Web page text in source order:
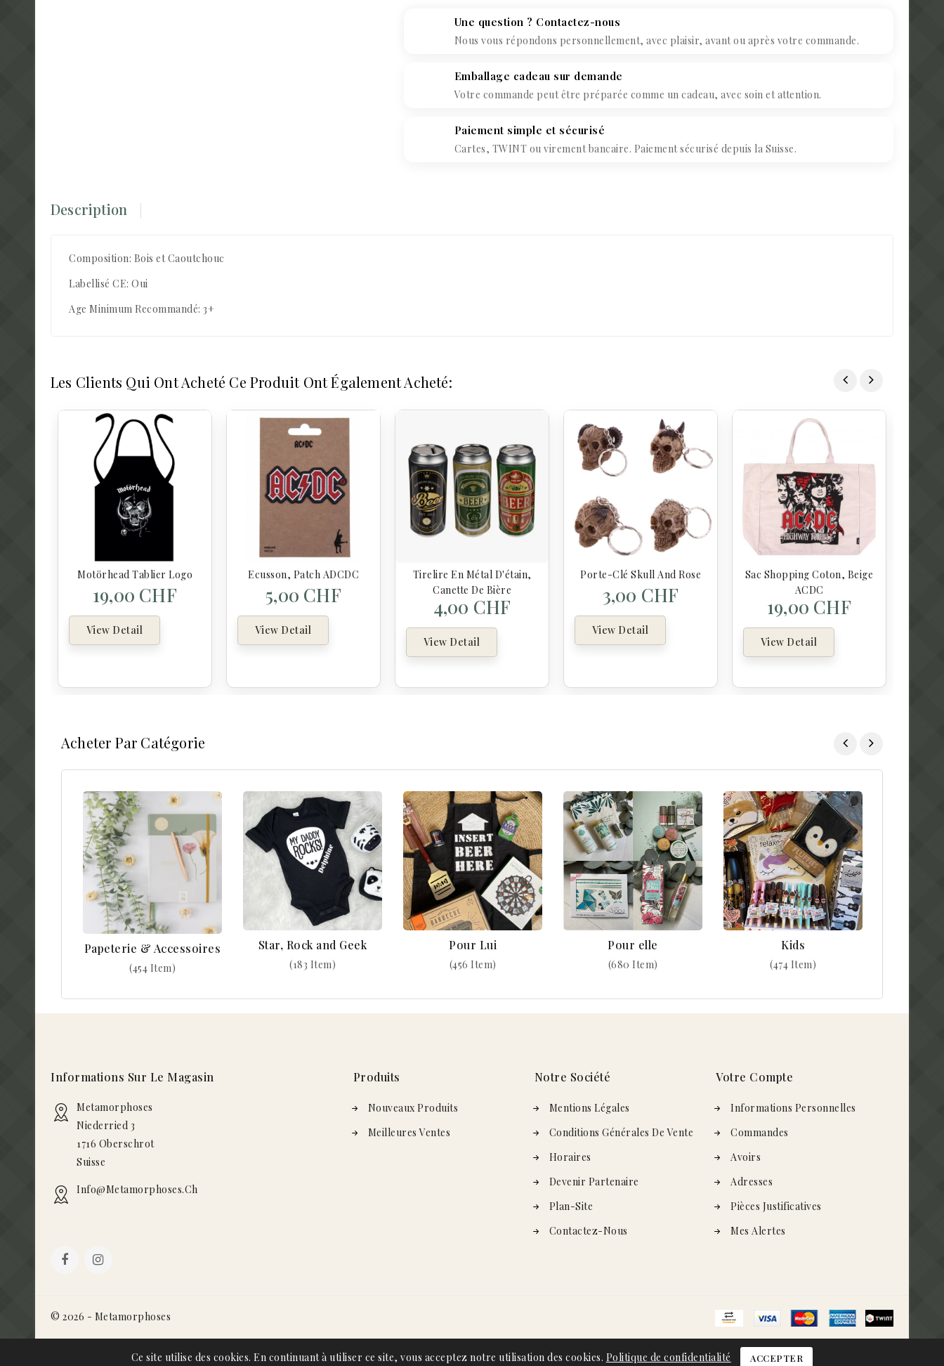
Une question ? Contactez-nous
Nous vous répondons personnellement, avec plaisir, avant ou après votre commande.
Emballage cadeau sur demande
Votre commande peut être préparée comme un cadeau, avec soin et attention.
Paiement simple et sécurisé
Cartes, TWINT ou virement bancaire. Paiement sécurisé depuis la Suisse.
Description
Composition: Bois et Caoutchouc
Labellisé CE: Oui
Age Minimum Recommandé: 3+
Les Clients Qui Ont Acheté Ce Produit Ont Également Acheté:
Motörhead Tablier Logo
19,00 CHF
View Detail
Ecusson, Patch ADCDC
5,00 CHF
View Detail
Tirelire En Métal D'étain,
Canette De Bière
4,00 CHF
View Detail
Porte-Clé Skull And Rose
3,00 CHF
View Detail
Sac Shopping Coton, Beige
ACDC
19,00 CHF
View Detail
Acheter Par Catégorie
Papeterie & Accessoires
(454 Item)
Star, Rock and Geek
(183 Item)
Pour Lui
(456 Item)
Pour elle
(680 Item)
Kids
(474 Item)
Informations Sur Le Magasin
Metamorphoses
Niederried 3
1716 Oberschrot
Suisse
Info@metamorphoses.ch
Produits
Nouveaux Produits
Meilleures Ventes
Notre Société
Mentions Légales
Conditions Générales De Vente
Horaires
Devenir Partenaire
Plan-Site
Contactez-Nous
Votre Compte
Informations Personnelles
Commandes
Avoirs
Adresses
Pièces Justificatives
Mes Alertes
Ce site utilise des cookies. En continuant à utiliser ce site, vous acceptez notre utilisation des cookies. Politique de confidentialité ACCEPTER
© 2026 - Metamorphoses